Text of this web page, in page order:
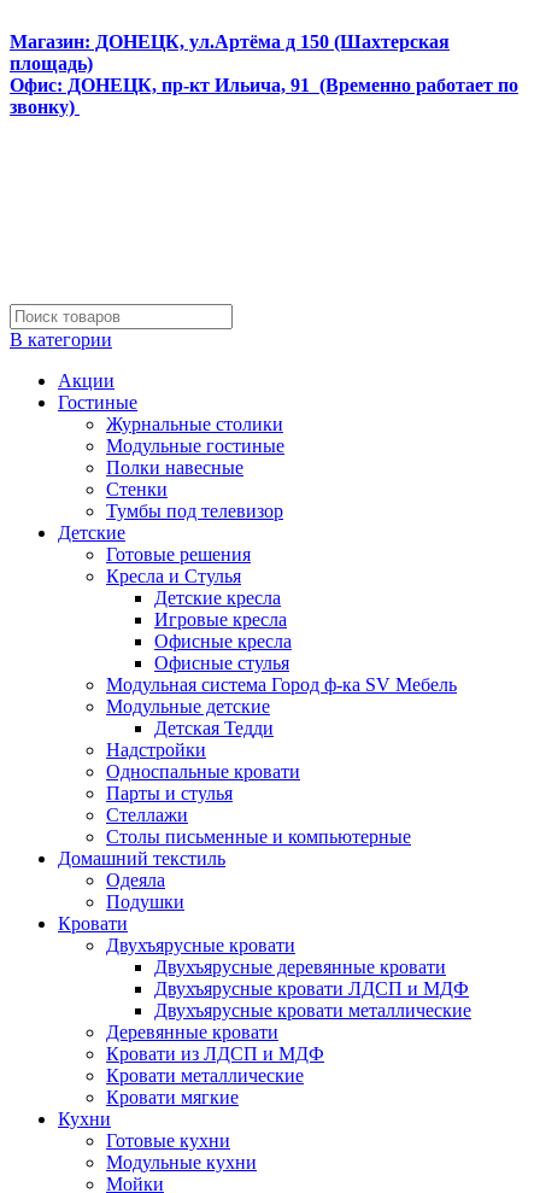
Магазин: ДОНЕЦК, ул.Артёма д 150 (Шахтерская
площадь)
Офис: ДОНЕЦК, пр-кт Ильича, 91 (Временно работает по
звонку)
В категории
Акции
Гостиные
Журнальные столики
Модульные гостиные
Полки навесные
Стенки
Тумбы под телевизор
Детские
Готовые решения
Кресла и Стулья
Детские кресла
Игровые кресла
Офисные кресла
Офисные стулья
Модульная система Город ф-ка SV Мебель
Модульные детские
Детская Тедди
Надстройки
Односпальные кровати
Парты и стулья
Стеллажи
Столы письменные и компьютерные
Домашний текстиль
Одеяла
Подушки
Кровати
Двухъярусные кровати
Двухъярусные деревянные кровати
Двухъярусные кровати ЛДСП и МДФ
Двухъярусные кровати металлические
Деревянные кровати
Кровати из ЛДСП и МДФ
Кровати металлические
Кровати мягкие
Кухни
Готовые кухни
Модульные кухни
Мойки